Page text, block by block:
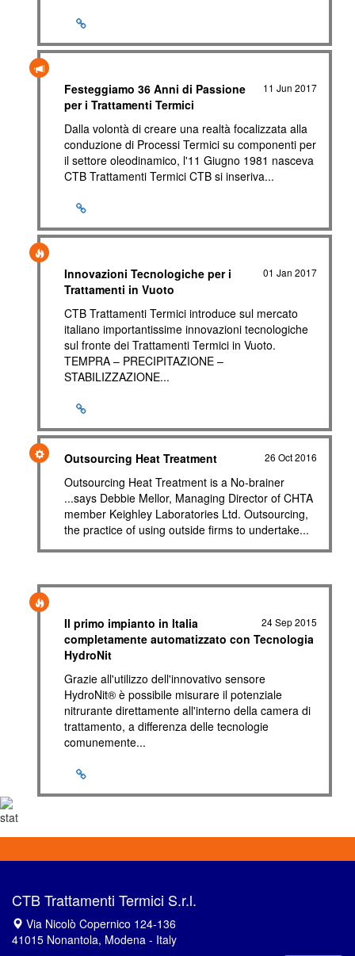
11 Jun 2017
Festeggiamo 36 Anni di Passione
per i Trattamenti Termici
Dalla volontà di creare una realtà focalizzata alla
conduzione di Processi Termici su componenti per
il settore oleodinamico, l'11 Giugno 1981 nasceva
CTB Trattamenti Termici CTB si inseriva...
01 Jan 2017
Innovazioni Tecnologiche per i
Trattamenti in Vuoto
CTB Trattamenti Termici introduce sul mercato
italiano importantissime innovazioni tecnologiche
sul fronte dei Trattamenti Termici in Vuoto.
TEMPRA – PRECIPITAZIONE –
STABILIZZAZIONE...
26 Oct 2016
Outsourcing Heat Treatment
Outsourcing Heat Treatment is a No-brainer
...says Debbie Mellor, Managing Director of CHTA
member Keighley Laboratories Ltd. Outsourcing,
the practice of using outside firms to undertake...
24 Sep 2015
Il primo impianto in Italia
completamente automatizzato con Tecnologia
HydroNit
Grazie all'utilizzo dell'innovativo sensore
HydroNit® è possibile misurare il potenziale
nitrurante direttamente all'interno della camera di
trattamento, a differenza delle tecnologie
comunemente...
CTB Trattamenti Termici S.r.l.
Via Nicolò Copernico 124-136
41015 Nonantola, Modena - Italy